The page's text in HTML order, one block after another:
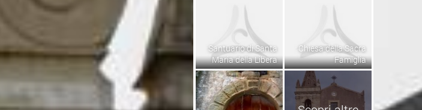
Santuario di Santa
Maria della Libera
Chiesa della Sacra
Famiglia